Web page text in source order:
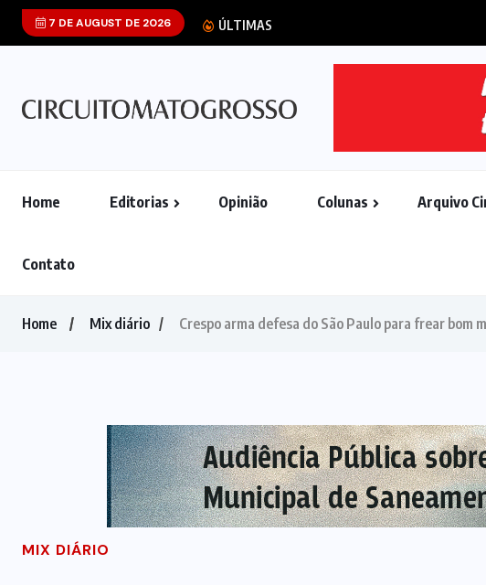
7 DE AUGUST DE 2026 ÚLTIMAS
Home Editorias Opinião Colunas Arquivo
Contato
Home Mix diário Crespo arma defesa do São Paulo para frear
MIX DIÁRIO